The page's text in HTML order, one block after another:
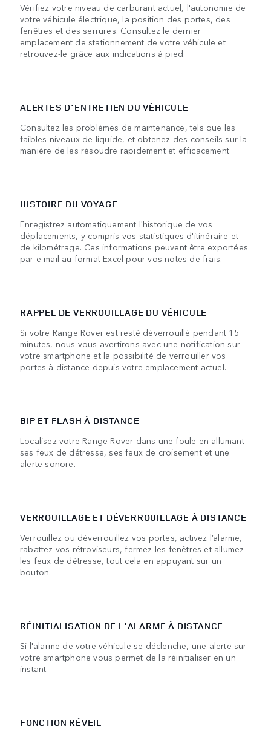
Vérifiez votre niveau de carburant actuel, l'autonomie de
votre véhicule électrique, la position des portes, des
fenêtres et des serrures. Consultez le dernier
emplacement de stationnement de votre véhicule et
retrouvez-le grâce aux indications à pied.
ALERTES D'ENTRETIEN DU VÉHICULE
Consultez les problèmes de maintenance, tels que les
faibles niveaux de liquide, et obtenez des conseils sur la
manière de les résoudre rapidement et efficacement.
HISTOIRE DU VOYAGE
Enregistrez automatiquement l'historique de vos
déplacements, y compris vos statistiques d'itinéraire et
de kilométrage. Ces informations peuvent être exportées
par e-mail au format Excel pour vos notes de frais.
RAPPEL DE VERROUILLAGE DU VÉHICULE
Si votre Range Rover est resté déverrouillé pendant 15
minutes, nous vous avertirons avec une notification sur
votre smartphone et la possibilité de verrouiller vos
portes à distance depuis votre emplacement actuel.
BIP ET FLASH À DISTANCE
Localisez votre Range Rover dans une foule en allumant
ses feux de détresse, ses feux de croisement et une
alerte sonore.
VERROUILLAGE ET DÉVERROUILLAGE À DISTANCE
Verrouillez ou déverrouillez vos portes, activez l’alarme,
rabattez vos rétroviseurs, fermez les fenêtres et allumez
les feux de détresse, tout cela en appuyant sur un
bouton.
RÉINITIALISATION DE L'ALARME À DISTANCE
Si l'alarme de votre véhicule se déclenche, une alerte sur
votre smartphone vous permet de la réinitialiser en un
instant.
FONCTION RÉVEIL